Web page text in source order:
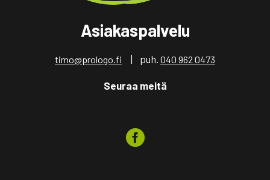
Asiakaspalvelu
timo@prologo.fi | puh. 040 962 0473
Seuraa meitä